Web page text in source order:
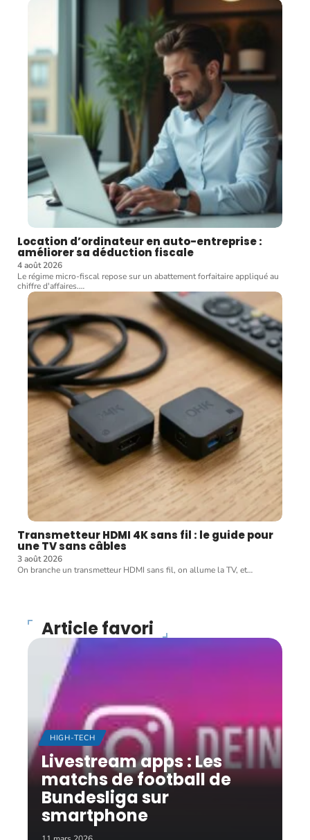
Location d’ordinateur en auto-entreprise :
améliorer sa déduction fiscale
4 août 2026
Le régime micro-fiscal repose sur un abattement forfaitaire appliqué au
chiffre d'affaires.…
Transmetteur HDMI 4K sans fil : le guide pour
une TV sans câbles
3 août 2026
On branche un transmetteur HDMI sans fil, on allume la TV, et…
Article favori
HIGH-TECH
Livestream apps : Les
matchs de football de
Bundesliga sur
smartphone